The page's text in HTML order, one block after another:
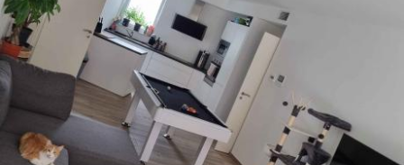
Bonjour, La seconde chambre se libère dans un appart 2
chambres. idéale pour un premier emménagement, tout est
meublé sauf la chambre. Disponible a partir du 15 septembre
2026, négociable plus tôt (début aout). La chambre fait 9M² dans
un appartement au centre de Courbevoie derrière l'esplanade à...